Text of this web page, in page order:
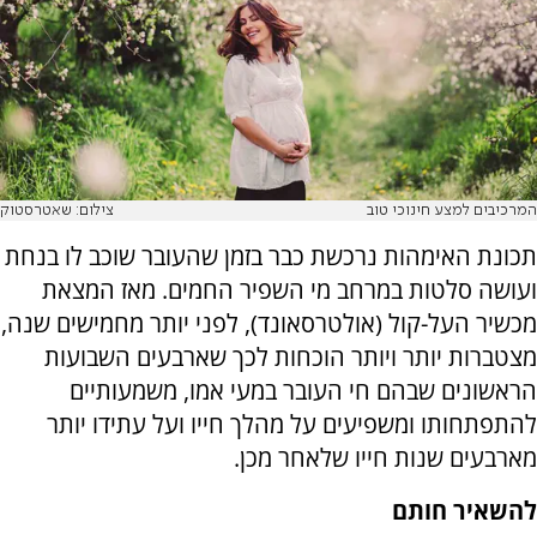
המרכיבים למצע חינוכי טוב צילום: שאטרסטוק
תכונת האימהות נרכשת כבר בזמן שהעובר שוכב לו בנחת
ועושה סלטות במרחב מי השפיר החמים. מאז המצאת
מכשיר העל-קול (אולטרסאונד), לפני יותר מחמישים שנה,
מצטברות יותר ויותר הוכחות לכך שארבעים השבועות
הראשונים שבהם חי העובר במעי אמו, משמעותיים
להתפתחותו ומשפיעים על מהלך חייו ועל עתידו יותר
מארבעים שנות חייו שלאחר מכן.
להשאיר חותם